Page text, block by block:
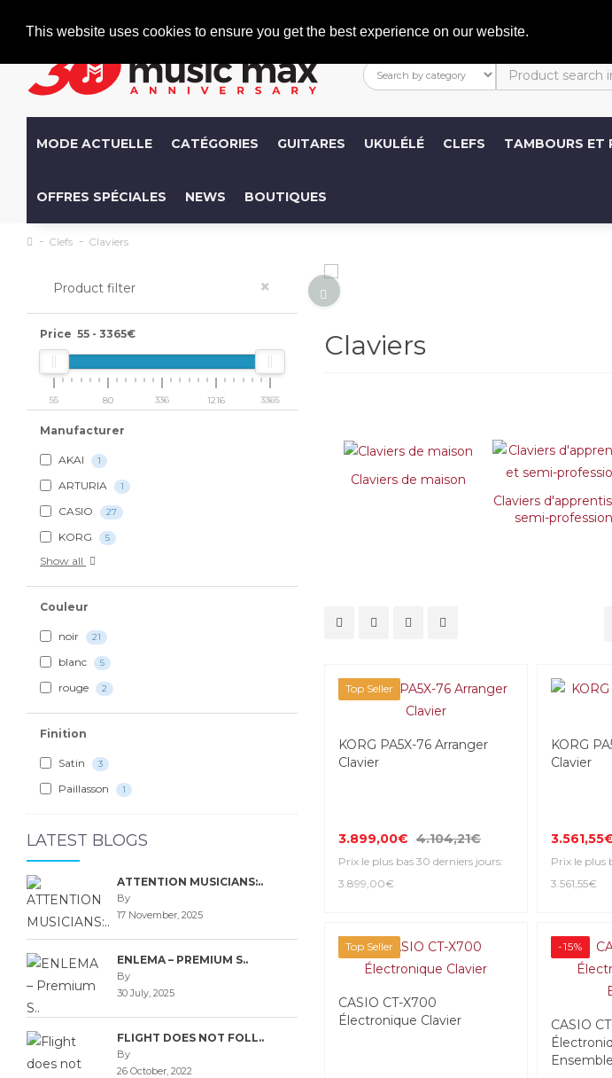
This website uses cookies to ensure you get the best experience on our website.
MODE ACTUELLE CATÉGORIES GUITARES UKULÉLÉ CLEFS TAMBOURS ET
OFFRES SPÉCIALES NEWS BOUTIQUES
Clefs Claviers
Product filter ×
Price 55 - 3365€
55 80 336 1216 3365
Manufacturer
AKAI 1
ARTURIA 1
CASIO 27
KORG 5
Show all
Couleur
noir 21
blanc 5
rouge 2
Finition
Satin 3
Paillasson 1
LATEST BLOGS
ATTENTION MUSICIANS:..
By
17 November, 2025
ENLEMA – PREMIUM S..
By
30 July, 2025
FLIGHT DOES NOT FOLL..
By
26 October, 2022
Claviers
Claviers de maison
Claviers
semi-
Top Seller
KORG PA5X-76 Arranger
Clavier
3.899,00€ 4.104,21€
Prix le plus bas 30 derniers jours:
3.899,00€
KORG
Clavier
Prix le plus
3.561,55€
Top Seller
CASIO CT-X700
Électronique Clavier
-15%
CASIO
Ensemble